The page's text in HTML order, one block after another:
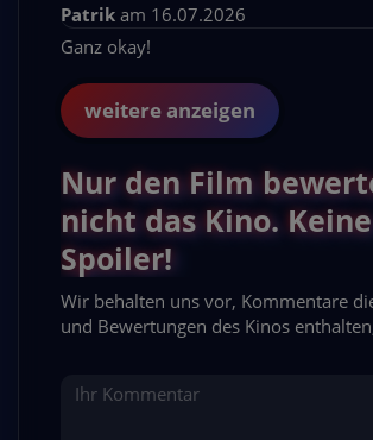
Patrik am 16.07.2026
Ganz okay!
weitere anzeigen
Nur den Film
nicht das Kino. Keine
Spoiler!
Wir behalten uns vor, Kommentare
und Bewertungen des Kinos